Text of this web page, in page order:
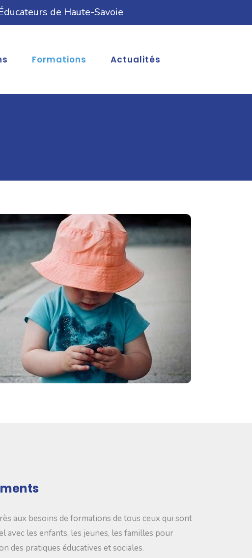
de Haute-Savoie
Formations Actualités
aux besoins de formations de tous ceux qui sont
avec les enfants, les jeunes, les familles pour
des pratiques éducatives et sociales.